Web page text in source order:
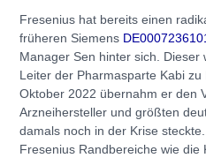
Fresenius hat bereits einen
früheren Siemens
Manager Sen hinter sich. Dieser
Leiter der Pharmasparte Kabi
Oktober 2022 übernahm er den
Arzneihersteller und größten
damals noch in der Krise
Fresenius Randbereiche wie die